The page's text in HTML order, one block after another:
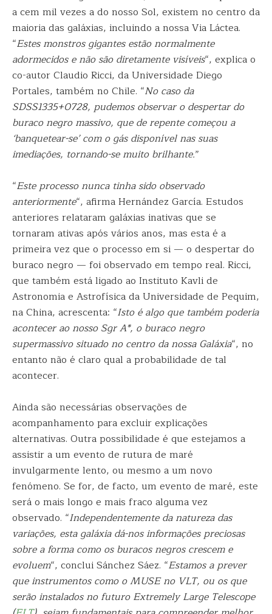
a cem mil vezes a do nosso Sol, existem no centro da
maioria das galáxias, incluindo a nossa Via Láctea.
“Estes monstros gigantes estão normalmente
adormecidos e não são diretamente visíveis“, explica o
co-autor Claudio Ricci, da Universidade Diego
Portales, também no Chile. “No caso da
SDSS1335+0728, pudemos observar o despertar do
buraco negro massivo, que de repente começou a
‘banquetear-se’ com o gás disponível nas suas
imediações, tornando-se muito brilhante.”
“Este processo nunca tinha sido observado
anteriormente“, afirma Hernández García. Estudos
anteriores relataram galáxias inativas que se
tornaram ativas após vários anos, mas esta é a
primeira vez que o processo em si — o despertar do
buraco negro — foi observado em tempo real. Ricci,
que também está ligado ao Instituto Kavli de
Astronomia e Astrofísica da Universidade de Pequim,
na China, acrescenta: “Isto é algo que também poderia
acontecer ao nosso Sgr A*, o buraco negro
supermassivo situado no centro da nossa Galáxia“, no
entanto não é claro qual a probabilidade de tal
acontecer.
Ainda são necessárias observações de
acompanhamento para excluir explicações
alternativas. Outra possibilidade é que estejamos a
assistir a um evento de rutura de maré
invulgarmente lento, ou mesmo a um novo
fenómeno. Se for, de facto, um evento de maré, este
será o mais longo e mais fraco alguma vez
observado. “Independentemente da natureza das
variações, esta galáxia dá-nos informações preciosas
sobre a forma como os buracos negros crescem e
evoluem“, conclui Sánchez Sáez. “Estamos a prever
que instrumentos como o MUSE no VLT, ou os que
serão instalados no futuro Extremely Large Telescope